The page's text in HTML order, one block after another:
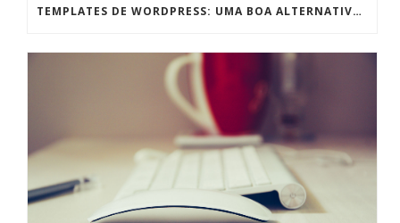
TEMPLATES DE WORDPRESS: UMA BOA ALTERNATIVA PRA TEMPOS DE CRISE